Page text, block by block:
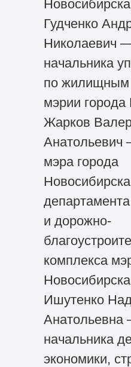
Гудченко
Николаевич
начальника
по жилищным
мэрии города
Жарков
Анатольевич
мэра города
и дорожно-
комплекса
Ишутенко
Анатольевна
начальника
экономики,